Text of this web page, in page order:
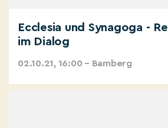
Ecclesia und Synagoga -
im Dialog
02.10.21, 16:00 – Bamberg